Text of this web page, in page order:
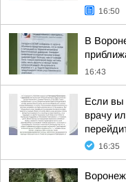
16:50
В
16:43
Если вы
врачу
16:35